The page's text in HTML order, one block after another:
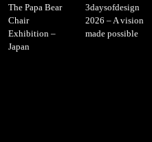
The Papa Bear
Chair
Exhibition –
Japan
3daysofdesign
2026 – A vision
made possible